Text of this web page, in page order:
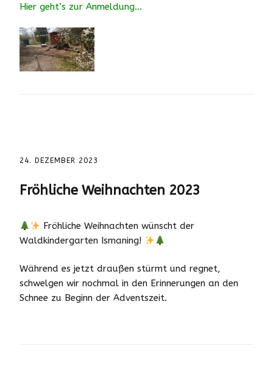
Hier geht’s zur Anmeldung…
24. DEZEMBER 2023
Fröhliche Weihnachten 2023
Fröhliche Weihnachten wünscht der
Waldkindergarten Ismaning!
Während es jetzt draußen stürmt und regnet,
schwelgen wir nochmal in den Erinnerungen an den
Schnee zu Beginn der Adventszeit.